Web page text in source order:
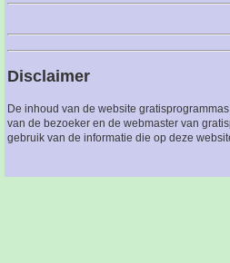
Disclaimer
De inhoud van de website
van de bezoeker en de webmaster van
gebruik van de informatie die op deze